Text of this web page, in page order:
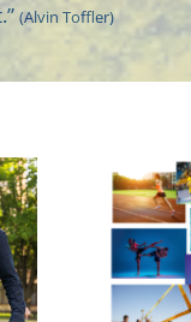
(Alvin Toffler)